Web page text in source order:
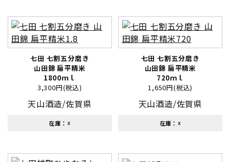
七田 七割五分磨き
山田錦 扁平精米
1800ｍｌ
3,300円(税込)
天山酒造/佐賀県
在庫：☓
七田 七割五分磨き
山田錦 扁平精米
720ｍｌ
1,650円(税込)
天山酒造/佐賀県
在庫：☓